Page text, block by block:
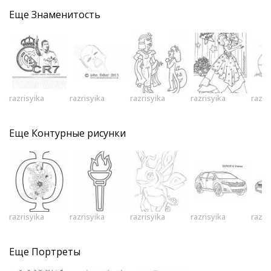
Еще Знаменитость
razrisyika razrisyika razrisyika razrisyika
Еще Контурные рисунки
razrisyika razrisyika razrisyika razrisyika
Еще Портреты